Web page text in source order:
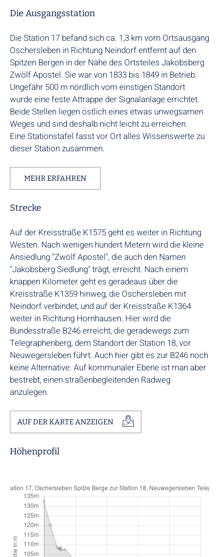
Die Ausgangsstation
Die Station 17 befand sich ca. 1,3 km vom Ortsausgang
Oschersleben in Richtung Neindorf entfernt auf den
Spitzen Bergen in der Nähe des Ortsteiles Jakobsberg
Zwölf Apostel. Sie war von 1833 bis 1849 in Betrieb.
Ungefähr 500 m nördlich vom einstigen Standort
wurde eine feste Attrappe der Signalanlage errichtet.
Beide Stellen liegen östlich eines etwas unwegsamen
Weges und sind deshalb nicht leicht zu erreichen.
Eine Stationstafel fasst vor Ort alles Wissenswerte zu
dieser Station zusammen.
MEHR ERFAHREN
Strecke
Auf der Kreisstraße K1575 geht es weiter in Richtung
Westen. Nach wenigen hundert Metern wird die kleine
Ansiedlung "Zwölf Apostel", die auch den Namen
"Jakobsberg Siedlung" trägt, erreicht. Nach einem
knappen Kilometer geht es geradeaus über die
Kreisstraße K1359 hinweg, die Oschersleben mit
Neindorf verbindet, und auf der Kreisstraße K1364
weiter in Richtung Hornhausen. Hier wird die
Bundesstraße B246 erreicht, die geradewegs zum
Telegraphenberg, dem Standort der Station 18, vor
Neuwegersleben führt. Auch hier gibt es zur B246 noch
keine Alternative. Auf kommunaler Ebene ist man aber
bestrebt, einen straßenbegleitenden Radweg
anzulegen.
AUF DER KARTE ANZEIGEN
Höhenprofil